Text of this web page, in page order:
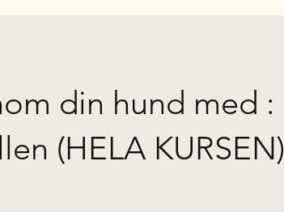
din hund med :
(HELA KURSEN)